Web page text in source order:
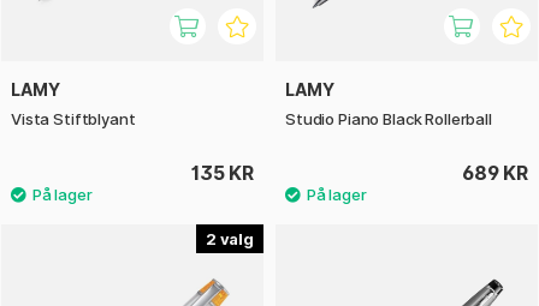
LAMY
Vista Stiftblyant
135 KR
LAMY
Studio Piano Black Rollerball
689 KR
2